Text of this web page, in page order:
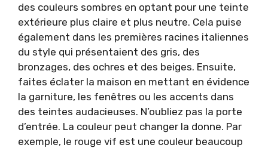
des couleurs sombres en optant pour une teinte
extérieure plus claire et plus neutre. Cela puise
également dans les premières racines italiennes
du style qui présentaient des gris, des
bronzages, des ochres et des beiges. Ensuite,
faites éclater la maison en mettant en évidence
la garniture, les fenêtres ou les accents dans
des teintes audacieuses. N’oubliez pas la porte
d’entrée. La couleur peut changer la donne. Par
exemple, le rouge vif est une couleur beaucoup